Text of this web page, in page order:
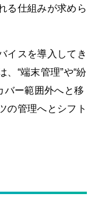
る仕組みが求めら
イスを導入してき
“端末管理”や“紛
バー範囲外へと移
の管理へとシフト